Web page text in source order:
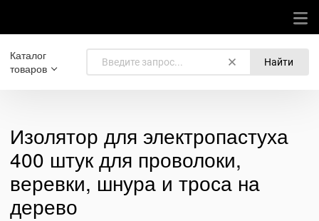
Каталог
товаров
Найти
Изолятор для электропастуха
400 штук для проволоки,
веревки, шнура и троса на
дерево